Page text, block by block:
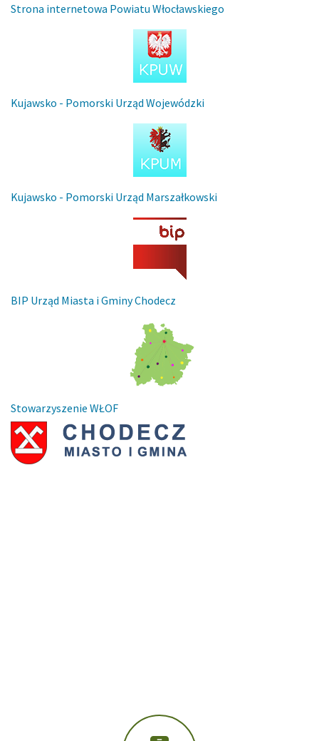
Strona internetowa Powiatu Włocławskiego
Kujawsko - Pomorski Urząd Wojewódzki
Kujawsko - Pomorski Urząd Marszałkowski
BIP Urząd Miasta i Gminy Chodecz
Stowarzyszenie WŁOF